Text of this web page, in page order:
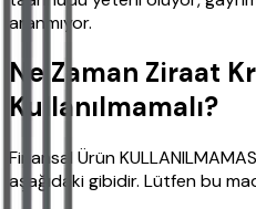
aranmıyor.
Ne Zaman Ziraat
Kullanılmamalı?
Finansal Ürün
aşağıdaki gibidir. Lütfen bu